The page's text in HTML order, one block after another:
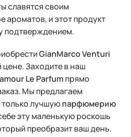
славятся своим
ароматов, и этот продукт
подтверждением.
GianMarco Venturi
Заходите в наш
Le Parfumпрямо
Мы предлагаем
лучшуюпарфюмерию
эту маленькую роскошь
преобразит ваш день.